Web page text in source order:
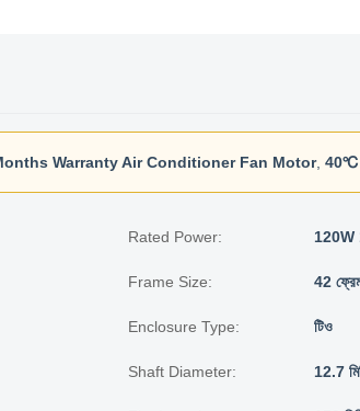
Warranty Air Conditioner Fan Motor, 40℃
Rated Power: 120W
Frame Size: 42
Enclosure Type: টিও
Shaft Diameter: 12.7